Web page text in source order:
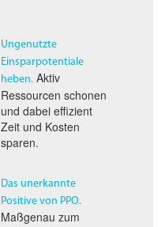
Ungenutzte
Einsparpotentiale
heben.Aktiv
Ressourcen schonen
und dabei effizient
Zeit und Kosten
sparen.
Das unerkannte
Positive von PPO.
Maßgenau zum